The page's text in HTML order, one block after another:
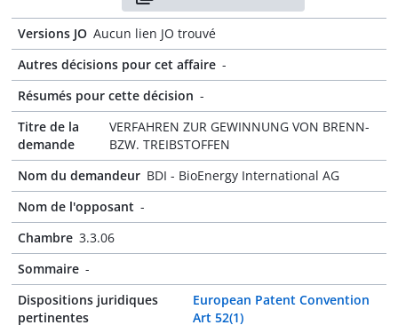
Versions JO Aucun lien JO trouvé
Autres décisions pour cet affaire -
Résumés pour cette décision -
Titre de la
demande
VERFAHREN ZUR GEWINNUNG VON BRENN-
BZW. TREIBSTOFFEN
Nom du demandeur BDI - BioEnergy International AG
Nom de l'opposant -
Chambre 3.3.06
Sommaire -
Dispositions juridiques
pertinentes
European Patent Convention
Art 52(1)